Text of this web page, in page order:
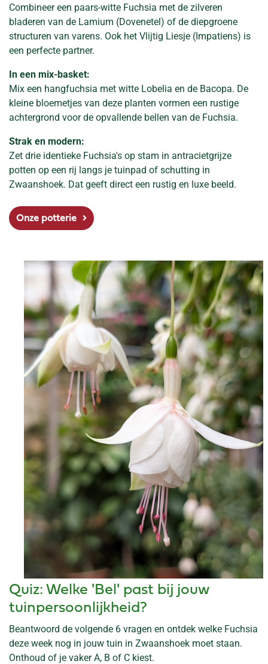
Combineer een paars-witte Fuchsia met de zilveren
bladeren van de Lamium (Dovenetel) of de diepgroene
structuren van varens. Ook het Vlijtig Liesje (Impatiens) is
een perfecte partner.
In een mix-basket:
Mix een hangfuchsia met witte Lobelia en de Bacopa. De
kleine bloemetjes van deze planten vormen een rustige
achtergrond voor de opvallende bellen van de Fuchsia.
Strak en modern:
Zet drie identieke Fuchsia's op stam in antracietgrijze
potten op een rij langs je tuinpad of schutting in
Zwaanshoek. Dat geeft direct een rustig en luxe beeld.
Onze potterie
Quiz: Welke 'Bel' past bij jouw
tuinpersoonlijkheid?
Beantwoord de volgende 6 vragen en ontdek welke Fuchsia
deze week nog in jouw tuin in Zwaanshoek moet staan.
Onthoud of je vaker A, B of C kiest.